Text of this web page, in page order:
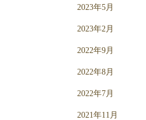
2023年5月
2023年2月
2022年9月
2022年8月
2022年7月
2021年11月